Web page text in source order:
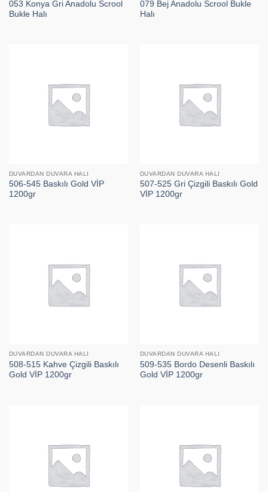
053 Konya Gri Anadolu Scrool
Bukle Halı
079 Bej Anadolu Scrool Bukle
Halı
DUVARDAN DUVARA HALI
506-545 Baskılı Gold VİP
1200gr
DUVARDAN DUVARA HALI
507-525 Gri Çizgili Baskılı Gold
VİP 1200gr
DUVARDAN DUVARA HALI
508-515 Kahve Çizgili Baskılı
Gold VİP 1200gr
DUVARDAN DUVARA HALI
509-535 Bordo Desenli Baskılı
Gold VİP 1200gr